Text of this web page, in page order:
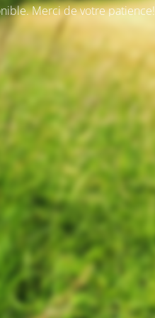
Merci de votre patience!